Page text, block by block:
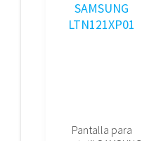
Pantalla para